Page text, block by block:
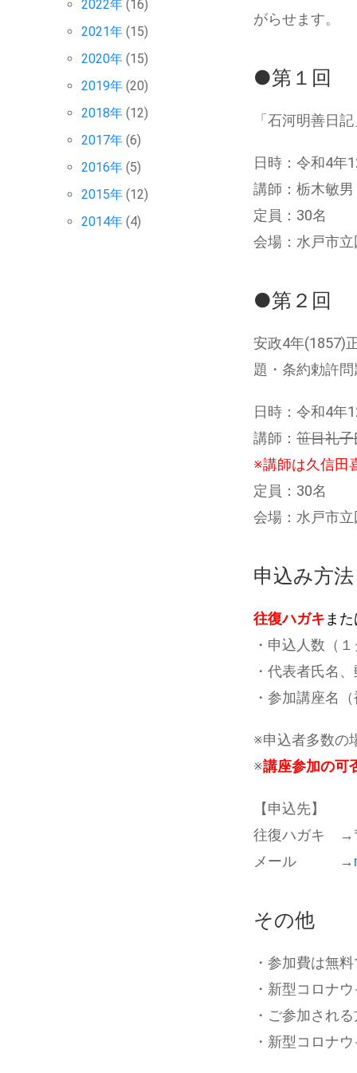
がらせます。
●第１回
「石河明善日
日時：令和4年
講師：栃木敏
定員：30名
会場：水戸市
●第２回
安政4年(1857)
題・条約勅許
日時：令和4年
講師： 笹目礼
※講師は久信田
定員：30名
会場：水戸市
申込み方法
往復ハガキ ま
・申込人数（
・代表者氏名
・参加講座名
※申込者多数の
※講座参加の可
【申込先】
往復ハガキ →
メール →
その他
・参加費は無
・新型コロナ
・ご参加され
・新型コロナ
2022年 (16)
2021年 (15)
2020年 (15)
2019年 (20)
2018年 (12)
2017年 (6)
2016年 (5)
2015年 (12)
2014年 (4)